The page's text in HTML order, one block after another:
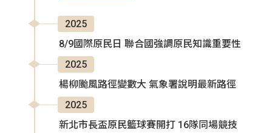
2025
8/9國際原民日 聯合國強調原民知識重要性
2025
楊柳颱風路徑變數大 氣象署說明最新路徑
2025
新北市長盃原民籃球賽開打 16隊同場競技